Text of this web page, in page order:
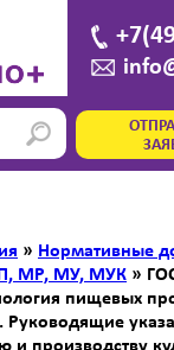
» Нормативные
МР, МУ, МУК »
пищевых
Руководящие